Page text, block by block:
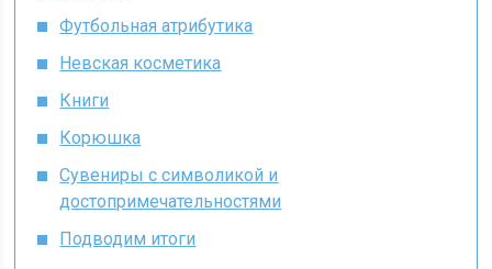
Футбольная атрибутика
Невская косметика
Книги
Корюшка
Сувениры с символикой и
достопримечательностями
Подводим итоги